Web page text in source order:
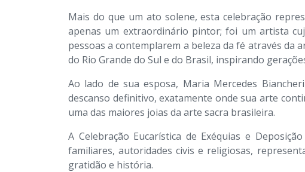
Mais do que um ato solene, esta celebração
apenas um extraordinário pintor; foi um artista
pessoas a contemplarem a beleza da fé através
do Rio Grande do Sul e do Brasil, inspirando
Ao lado de sua esposa, Maria Mercedes
descanso definitivo, exatamente onde sua arte
uma das maiores joias da arte sacra brasileira.
A Celebração Eucarística de Exéquias e
familiares, autoridades civis e religiosas,
gratidão e história.